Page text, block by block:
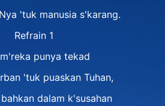
'tuk manusia s'karang.
Refrain 1
punya tekad
'tuk puaskan Tuhan,
dalam k'susahan